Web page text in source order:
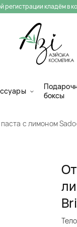
регистрации кладём в
боксы
с лимоном
Тело